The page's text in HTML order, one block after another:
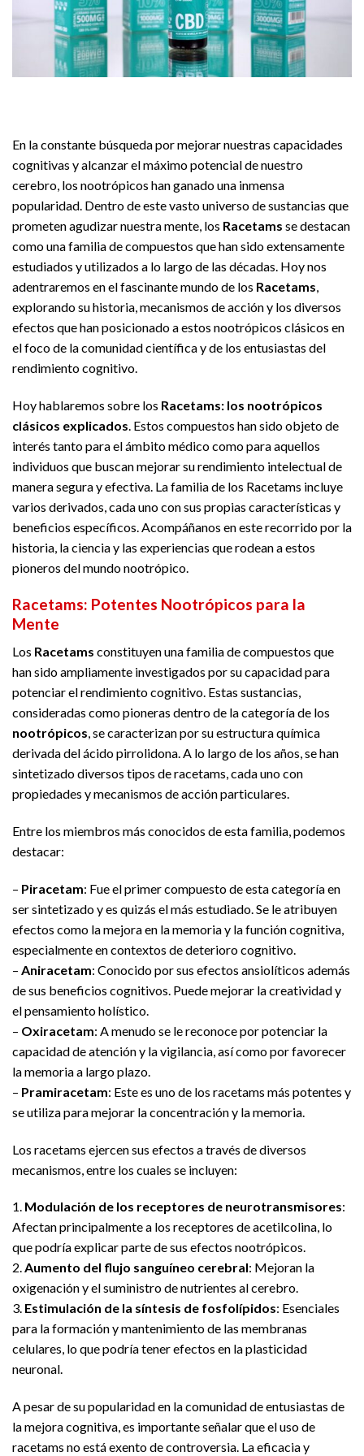
En la constante búsqueda por mejorar nuestras capacidades
cognitivas y alcanzar el máximo potencial de nuestro
cerebro, los nootrópicos han ganado una inmensa
popularidad. Dentro de este vasto universo de sustancias que
prometen agudizar nuestra mente, los Racetams se destacan
como una familia de compuestos que han sido extensamente
estudiados y utilizados a lo largo de las décadas. Hoy nos
adentraremos en el fascinante mundo de los Racetams,
explorando su historia, mecanismos de acción y los diversos
efectos que han posicionado a estos nootrópicos clásicos en
el foco de la comunidad científica y de los entusiastas del
rendimiento cognitivo.
Hoy hablaremos sobre los Racetams: los nootrópicos
clásicos explicados. Estos compuestos han sido objeto de
interés tanto para el ámbito médico como para aquellos
individuos que buscan mejorar su rendimiento intelectual de
manera segura y efectiva. La familia de los Racetams incluye
varios derivados, cada uno con sus propias características y
beneficios específicos. Acompáñanos en este recorrido por la
historia, la ciencia y las experiencias que rodean a estos
pioneros del mundo nootrópico.
Racetams: Potentes Nootrópicos para la
Mente
Los Racetams constituyen una familia de compuestos que
han sido ampliamente investigados por su capacidad para
potenciar el rendimiento cognitivo. Estas sustancias,
consideradas como pioneras dentro de la categoría de los
nootrópicos, se caracterizan por su estructura química
derivada del ácido pirrolidona. A lo largo de los años, se han
sintetizado diversos tipos de racetams, cada uno con
propiedades y mecanismos de acción particulares.
Entre los miembros más conocidos de esta familia, podemos
destacar:
– Piracetam: Fue el primer compuesto de esta categoría en
ser sintetizado y es quizás el más estudiado. Se le atribuyen
efectos como la mejora en la memoria y la función cognitiva,
especialmente en contextos de deterioro cognitivo.
– Aniracetam: Conocido por sus efectos ansiolíticos además
de sus beneficios cognitivos. Puede mejorar la creatividad y
el pensamiento holístico.
– Oxiracetam: A menudo se le reconoce por potenciar la
capacidad de atención y la vigilancia, así como por favorecer
la memoria a largo plazo.
– Pramiracetam: Este es uno de los racetams más potentes y
se utiliza para mejorar la concentración y la memoria.
Los racetams ejercen sus efectos a través de diversos
mecanismos, entre los cuales se incluyen:
1. Modulación de los receptores de neurotransmisores:
Afectan principalmente a los receptores de acetilcolina, lo
que podría explicar parte de sus efectos nootrópicos.
2.Aumento del flujo sanguíneo cerebral: Mejoran la
oxigenación y el suministro de nutrientes al cerebro.
3. Estimulación de la síntesis de fosfolípidos: Esenciales
para la formación y mantenimiento de las membranas
celulares, lo que podría tener efectos en la plasticidad
neuronal.
A pesar de su popularidad en la comunidad de entusiastas de
la mejora cognitiva, es importante señalar que el uso de
racetams no está exento de controversia. La eficacia y